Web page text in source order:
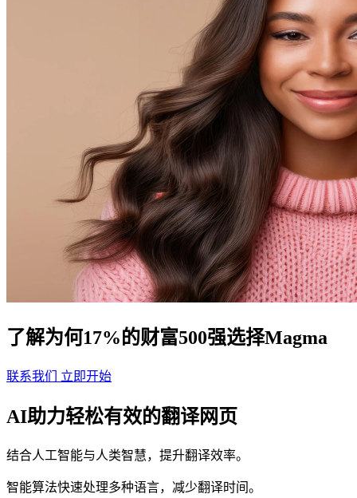
了解为何17%的财富500强选择Magma
联系我们 立即开始
AI助力轻松有效的翻译网页
结合人工智能与人类智慧，提升翻译效率。
智能算法快速处理多种语言，减少翻译时间。